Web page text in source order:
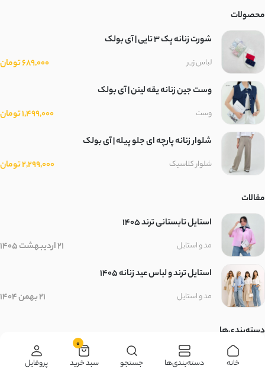
خانه دسته‌بندی‌ها جستجو
0
سبد خرید پروفایل
محصولات
شورت زنانه پک 3 تایی | آی بولک
لباس زیر
689,000 تومان
وست جین زنانه یقه لینن | آی بولک
وست
1,499,000 تومان
شلوار زنانه پارچه ای جلو پیله | آی بولک
شلوار کلاسیک 2,299,000 تومان
مقالات
استایل تابستانی ترند ۱۴۰۵
مد و استایل
21 اردیبهشت 1405
استایل ترند و لباس عید زنانه 1405
مد و استایل 21 بهمن 1404
دسته‌بندی‌ها
مردانه بچگانه سایر محصولات